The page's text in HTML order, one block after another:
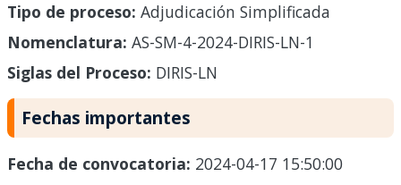
Tipo de proceso: Adjudicación Simplificada
Nomenclatura: AS-SM-4-2024-DIRIS-LN-1
Siglas del Proceso: DIRIS-LN
Fechas importantes
Fecha de convocatoria: 2024-04-17 15:50:00